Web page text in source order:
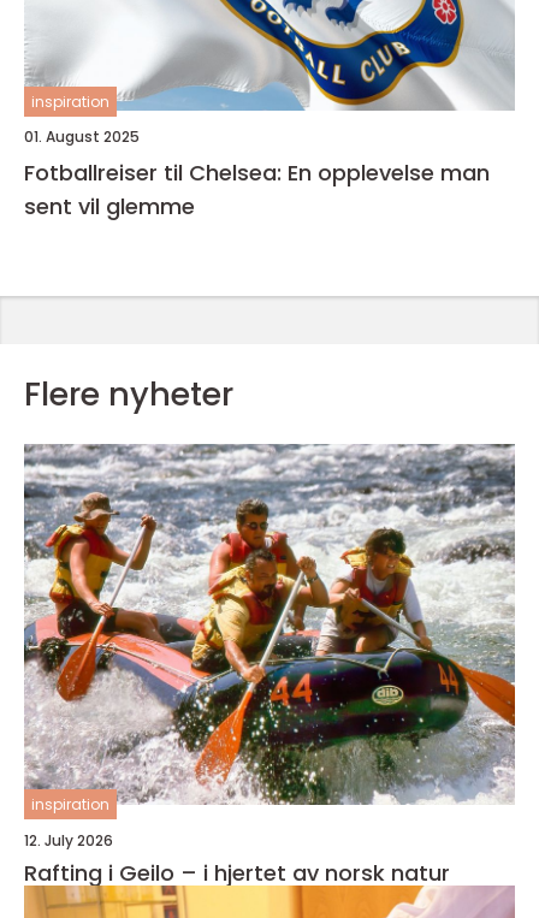
inspiration
01. August 2025
Fotballreiser til Chelsea: En opplevelse man
sent vil glemme
Flere nyheter
inspiration
12. July 2026
Rafting i Geilo – i hjertet av norsk natur